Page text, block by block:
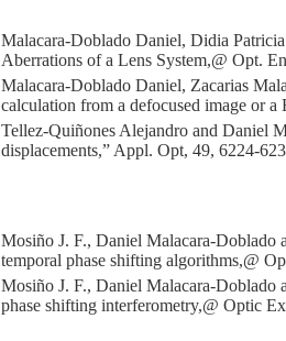
Malacara-Doblado Daniel, Didia
Aberrations of a Lens System,@ Opt.
Malacara-Doblado Daniel, Zacarias
calculation from a defocused image or
Tellez-Quiñones Alejandro and Daniel
displacements,” Appl. Opt, 49, 6224-
Mosiño J. F., Daniel Malacara-Doblado
temporal phase shifting algorithms,@
Mosiño J. F., Daniel Malacara-Doblado
phase shifting interferometry,@ Optic